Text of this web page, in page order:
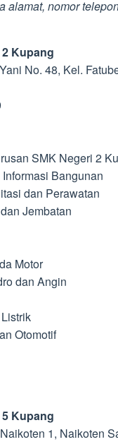
alamat, nomor
Kupang
No. 48, Kel.
SMK Negeri 2
Bangunan
dan Perawatan
Jembatan
Motor
dan Angin
Otomotif
Kupang
1, Naikoten